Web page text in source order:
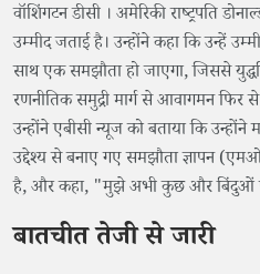
वॉशिंगटन डीसी । अमेरिकी राष्ट्रपति
उम्मीद जताई है। उन्होंने कहा कि उन्हें
साथ एक समझौता हो जाएगा, जिससे
रणनीतिक समुद्री मार्ग से आवागमन फिर
उन्होंने एबीसी न्यूज को बताया कि उन्होंने
उद्देश्य से बनाए गए समझौता ज्ञापन
है, और कहा, "मुझे अभी कुछ और बिंदुओं
बातचीत तेजी से जारी